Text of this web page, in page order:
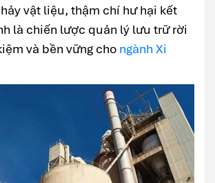
vật liệu, thậm chí hư hại kết
là chiến lược quản lý lưu trữ rời
và bền vững cho ngành Xi